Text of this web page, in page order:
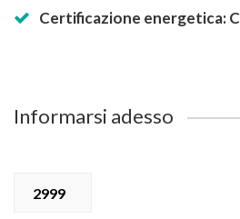
Certificazione energetica: C
Informarsi adesso
2999